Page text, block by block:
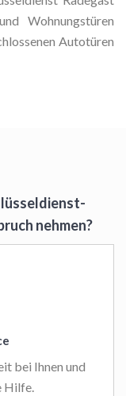
Wohnungstüren
Autotüren
nehmen?
bei Ihnen und
Hilfe.